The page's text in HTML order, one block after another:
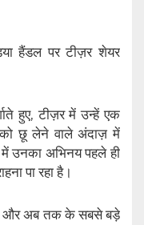
हैंडल पर टीज़र शेयर
हुए, टीज़र में उन्हें एक
छू लेने वाले अंदाज़ में
उनका अभिनय पहले ही
पा रहा है।
और अब तक के सबसे बड़े